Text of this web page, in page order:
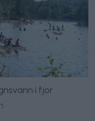
i fjor